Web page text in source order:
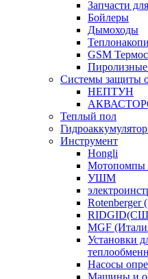
Запчасти
Бойлеры
Дымоходы
GSM
Системы защиты
НЕПТУН
Теплый пол
Инструмент
Hongli
Мотопомпы
УШМ
Rotenberger
MGF
Установки
Насосы
Машины и